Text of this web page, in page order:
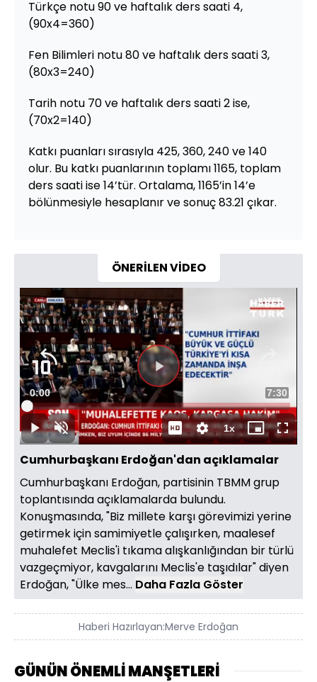
Türkçe notu 90 ve haftalık ders saati 4,
(90x4=360)
Fen Bilimleri notu 80 ve haftalık ders saati 3,
(80x3=240)
Tarih notu 70 ve haftalık ders saati 2 ise,
(70x2=140)
Katkı puanları sırasıyla 425, 360, 240 ve 140
olur. Bu katkı puanlarının toplamı 1165, toplam
ders saati ise 14’tür. Ortalama, 1165’in 14’e
bölünmesiyle hesaplanır ve sonuç 83.21 çıkar.
ÖNERİLEN VİDEO
DuraklatSesi
Aç
Süre
0:00 Toplam
Süre
7:30
Yüklendi:
2.21%
1xOynatma
Hızı
Mini
oynatıcı
Tam
Ekran
Cumhurbaşkanı Erdoğan'dan açıklamalar
Cumhurbaşkanı Erdoğan, partisinin TBMM grup
toplantısında açıklamalarda bulundu.
Konuşmasında, "Biz millete karşı görevimizi yerine
getirmek için samimiyetle çalışırken, maalesef
muhalefet Meclis'i tıkama alışkanlığından bir türlü
vazgeçmiyor, kavgalarını Meclis'e taşıdılar" diyen
Erdoğan, "Ülke mes... Daha Fazla Göster
Haberi Hazırlayan:Merve Erdoğan
GÜNÜN ÖNEMLİ MANŞETLERİ